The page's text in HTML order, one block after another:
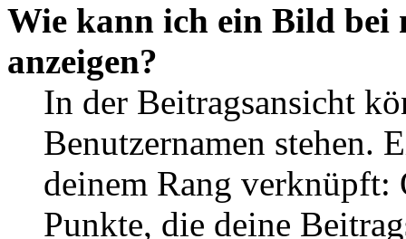
Wie kann ich ein Bild bei
anzeigen?
In der Beitragsansicht
Benutzernamen stehen.
deinem Rang verknüpft:
Punkte, die deine